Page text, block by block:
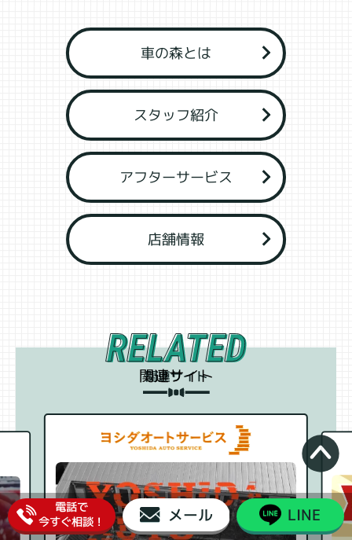
電話で
今すぐ相談！ メール LINE
車の森とは
スタッフ紹介
アフターサービス
店舗情報
関連サイト